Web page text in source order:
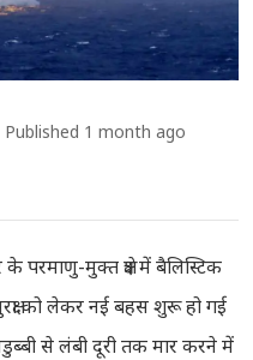
Published 1 month ago
के परमाणु-मुक्त क्षेत्र में बैलिस्टिक
को लेकर नई बहस शुरू हो गई
से लंबी दूरी तक मार करने में